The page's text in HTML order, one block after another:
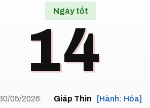
Ngày tốt
14
05/2026: Giáp Thìn
[Hành: Hỏa]